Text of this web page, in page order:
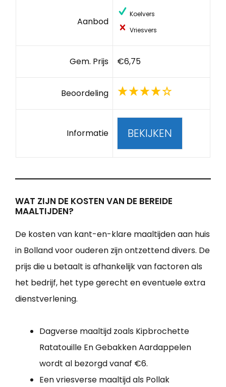
Aanbod
Koelvers
Vriesvers
Gem. Prijs €6,75
Beoordeling
Informatie BEKIJKEN
WAT ZIJN DE KOSTEN VAN DE BEREIDE
MAALTIJDEN?
De kosten van kant-en-klare maaltijden aan huis
in Bolland voor ouderen zijn ontzettend divers. De
prijs die u betaalt is afhankelijk van factoren als
het bedrijf, het type gerecht en eventuele extra
dienstverlening.
Dagverse maaltijd zoals Kipbrochette
Ratatouille En Gebakken Aardappelen
wordt al bezorgd vanaf €6.
Een vriesverse maaltijd als Pollak